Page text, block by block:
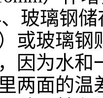
、玻璃钢
或玻璃钢
因为水
两面的